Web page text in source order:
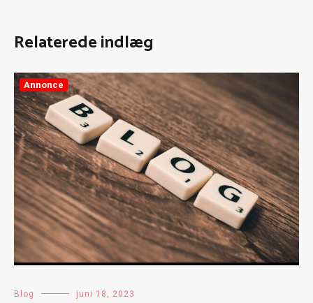
Relaterede indlæg
Annonce
Blog juni 18, 2023